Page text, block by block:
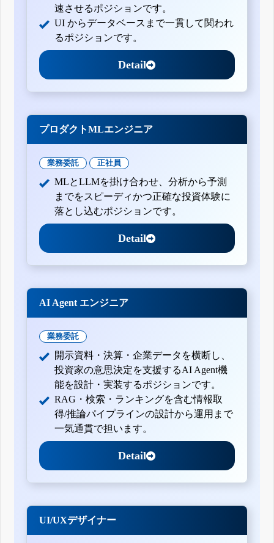
速させるポジションです。
UI からデータベースまで一貫して関われ
るポジションです。
Detail
プロダクトMLエンジニア
業務委託 正社員
MLとLLMを掛け合わせ、分析から予測
までをスピーディかつ正確な投資体験に
落とし込むポジションです。
Detail
AI Agent エンジニア
業務委託
開示資料・決算・企業データを横断し、
投資家の意思決定を支援するAI Agent機
能を設計・実装するポジションです。
RAG・検索・ランキングを含む情報取
得/推論パイプラインの設計から運用まで
一気通貫で担います。
Detail
UI/UXデザイナー